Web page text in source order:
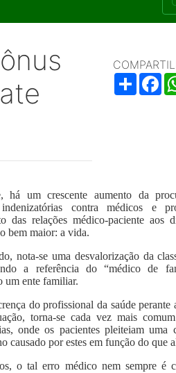
Share
há um crescente aumento da
indenizatórias contra médicos e
das relações médico-paciente
bem maior: a vida.
nota-se uma desvalorização da
a referência do “médico de
um ente familiar.
do profissional da saúde
torna-se cada vez mais
onde os pacientes pleiteiam
causado por estes em função do que
o tal erro médico nem sempre é